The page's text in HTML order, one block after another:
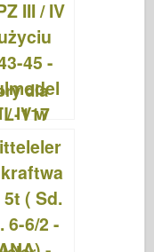
dla
/ IV w
1943-